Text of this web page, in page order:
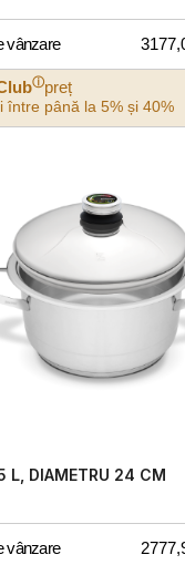
vânzare
ⓘpreț
între până la 5% și 40%
L, DIAMETRU 24 CM
vânzare